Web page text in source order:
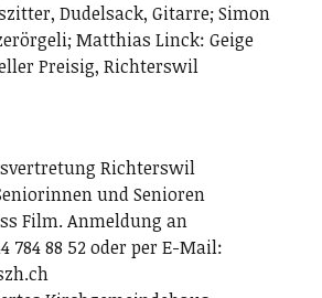
Dudelsack, Gitarre; ­Simon
Matthias Linck: Geige
Preisig, Richterswil
Richterswil
und Senioren
Film. Anmeldung an
784 88 52 oder per E-Mail: